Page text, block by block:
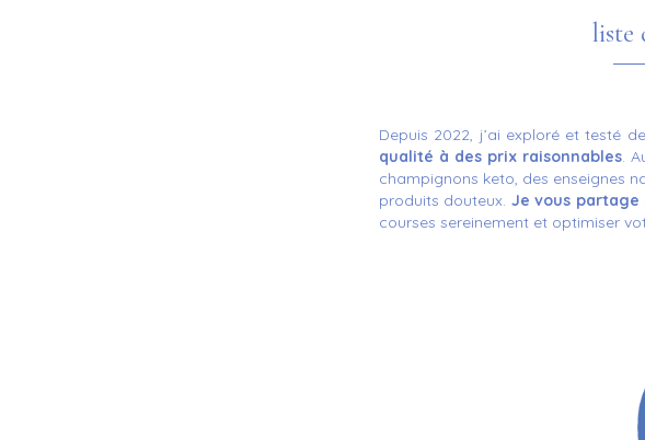
liste
Depuis 2022, j’ai exploré et testé
qualité à des prix raisonnables.
champignons keto, des enseignes
produits douteux. Je vous partage
courses sereinement et optimiser